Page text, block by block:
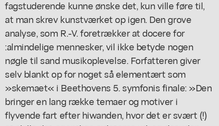
fagstuderende kunne ønske det, kun ville føre til,
at man skrev kunstværket op igen. Den grove
analyse, som R.-V. foretrækker at docere for
:almindelige mennesker, vil ikke betyde nogen
nøgle til sand musikoplevelse. Forfatteren giver
selv blankt op for noget så elementært som
»skemaet« i Beethovens 5. symfonis finale: »Den
bringer en lang række temaer og motiver i
flyvende fart efter hiwanden, hvor det er svært (!)